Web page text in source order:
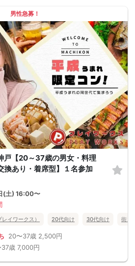
男性急募！
戸【20～37歳の男女・料理
あり・着席型】１名参加
(土) 16:00〜
イワークス） 20代向け 30代向け 街コ
20〜37歳 2,500円
37歳 7,000円